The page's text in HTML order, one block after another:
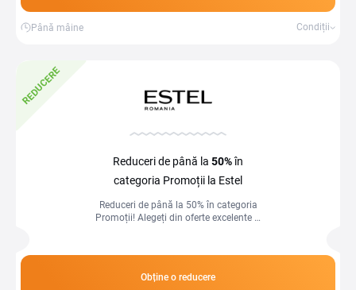
Până mâine Condiții
REDUCERE
Reduceri de până la 50%în
categoria Promoții la Estel
Reduceri de până la 50% în categoria
Promoții! Alegeți din oferte excelente și
Obține o reducere